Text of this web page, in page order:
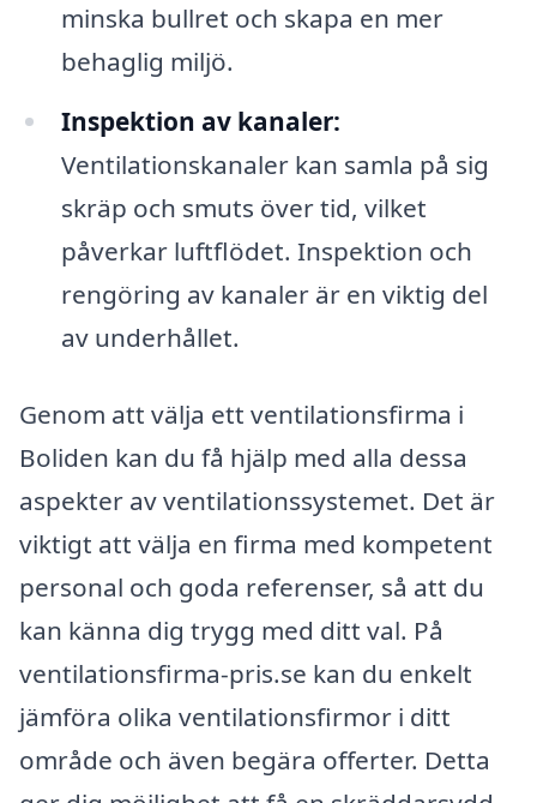
minska bullret och skapa en mer
behaglig miljö.
Inspektion av kanaler:
Ventilationskanaler kan samla på sig
skräp och smuts över tid, vilket
påverkar luftflödet. Inspektion och
rengöring av kanaler är en viktig del
av underhållet.
Genom att välja ett ventilationsfirma i
Boliden kan du få hjälp med alla dessa
aspekter av ventilationssystemet. Det är
viktigt att välja en firma med kompetent
personal och goda referenser, så att du
kan känna dig trygg med ditt val. På
ventilationsfirma-pris.se kan du enkelt
jämföra olika ventilationsfirmor i ditt
område och även begära offerter. Detta